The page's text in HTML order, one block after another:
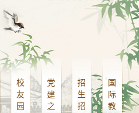
校
友
园
党
建
之
招
生
招
国
际
教